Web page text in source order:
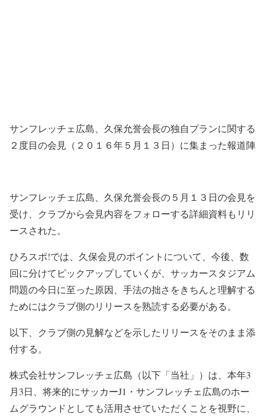
サンフレッチェ広島、久保允誉会長の独自プランに関する
２度目の会見（２０１６年５月１３日）に集まった報道陣
サンフレッチェ広島、久保允誉会長の５月１３日の会見を
受け、クラブから会見内容をフォローする詳細資料もリリ
ースされた。
ひろスポ!では、久保会見のポイントについて、今後、数
回に分けてピックアップしていくが、サッカースタジアム
問題の今日に至った原因、手法の拙さをきちんと理解する
ためにはクラブ側のリリースを熟読する必要がある。
以下、クラブ側の見解などを示したリリースをそのまま添
付する。
株式会社サンフレッチェ広島（以下「当社」）は、本年3
月3日、将来的にサッカーJ1・サンフレッチェ広島のホー
ムグラウンドとしても活用させていただくことを視野に、